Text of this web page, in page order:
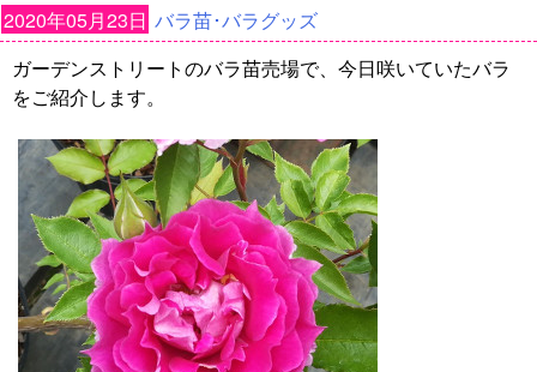
2020年05月23日 バラ苗･バラグッズ
ガーデンストリートのバラ苗売場で、今日咲いていたバラ
をご紹介します。